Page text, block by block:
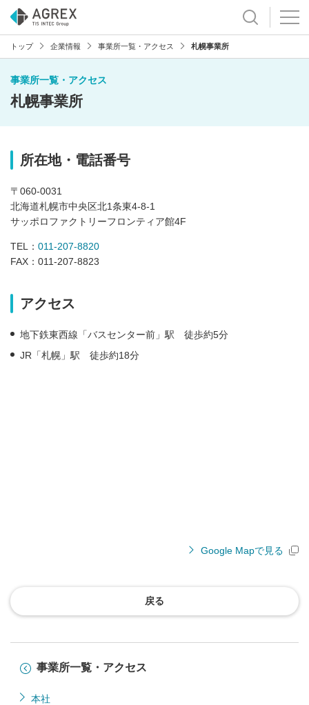
トップ 企業情報 事業所一覧・アクセス 札幌事業所
事業所一覧・アクセス
札幌事業所
所在地・電話番号
〒060-0031
北海道札幌市中央区北1条東4-8-1
サッポロファクトリーフロンティア館4F
TEL： 011-207-8820
FAX：011-207-8823
アクセス
地下鉄東西線「バスセンター前」駅 徒歩約5分
JR「札幌」駅 徒歩約18分
Google Mapで見る
戻る
事業所一覧・アクセス
本社